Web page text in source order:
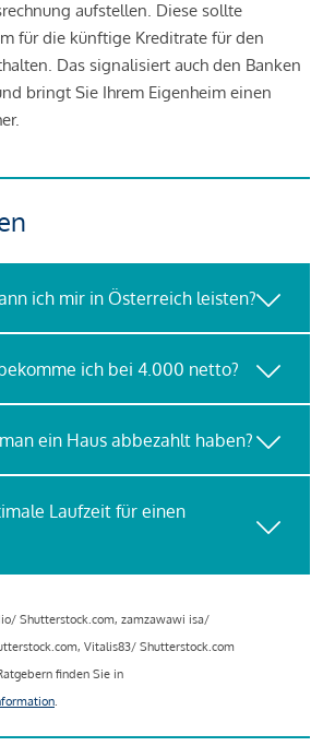
aufstellen. Diese sollte
für die künftige Kreditrate für den
Das signalisiert auch den Banken
bringt Sie Ihrem Eigenheim einen
ich mir in Österreich leisten?
ich bei 4.000 netto?
ein Haus abbezahlt haben?
Laufzeit für einen
Shutterstock.com, zamzawawi isa/
Vitalis83/ Shutterstock.com
finden Sie in
.